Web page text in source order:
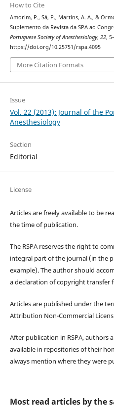
How to Cite
Amorim, P., Sá, P., Martins, A. A., &
Suplemento da Revista da SPA ao
Portuguese Society of Anesthesiology, 22,
https://doi.org/10.25751/rspa.4095
More Citation Formats
Issue
Vol. 22 (2013): Journal of the
Anesthesiology
Section
Editorial
License
Articles are freely available to be
the time of publication.
The RSPA reserves the right to
integral part of the journal (in the
example). The author should
a declaration of copyright transfer
Articles are published under the
Attribution Non-Commercial
After publication in RSPA, authors
available in repositories of their
always mention where they were
Most read articles by the